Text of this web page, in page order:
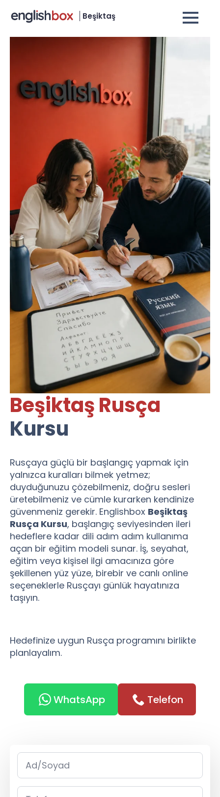
Beşiktaş
Beşiktaş Rusça
Kursu
Rusçaya güçlü bir başlangıç yapmak için
yalnızca kuralları bilmek yetmez;
duyduğunuzu çözebilmeniz, doğru sesleri
üretebilmeniz ve cümle kurarken kendinize
güvenmeniz gerekir. Englishbox Beşiktaş
Rusça Kursu, başlangıç seviyesinden ileri
hedeflere kadar dili adım adım kullanıma
açan bir eğitim modeli sunar. İş, seyahat,
eğitim veya kişisel ilgi amacınıza göre
şekillenen yüz yüze, birebir ve canlı online
seçeneklerle Rusçayı günlük hayatınıza
taşıyın.
Hedefinize uygun Rusça programını birlikte
planlayalım.
WhatsApp Telefon